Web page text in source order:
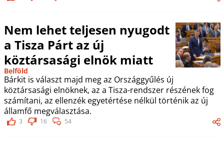
Nem lehet teljesen nyugodt
a Tisza Párt az új
köztársasági elnök miatt
Belföld
Bárkit is választ majd meg az Országgyűlés új
köztársasági elnöknek, az a Tisza-rendszer részének fog
számítani, az ellenzék egyetértése nélkül történik az új
államfő megválasztása.
3 16 54